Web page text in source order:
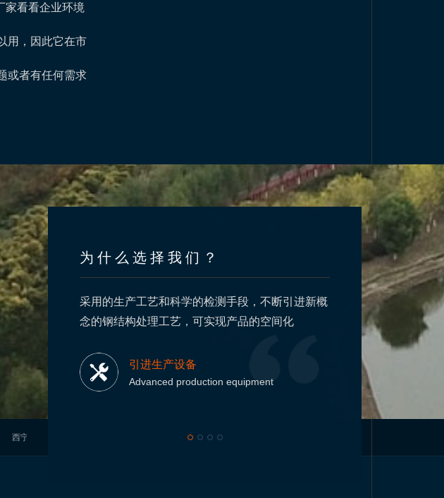
家看看企业环境
用，因此它在市
或者有任何需求
为什么选择我们？
品质售后
采用的生产工艺和科学的检测手段，不断引进新概
念的钢结构处理工艺，可实现产品的空间化
引进生产设备
Advanced production equipment
多道工序层层把
材深加工及钢结
结构制造
西宁钢结构加工 通辽钢结构